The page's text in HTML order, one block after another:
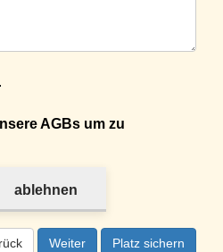
.
AGBs um zu
ablehnen
Weiter Platz sichern